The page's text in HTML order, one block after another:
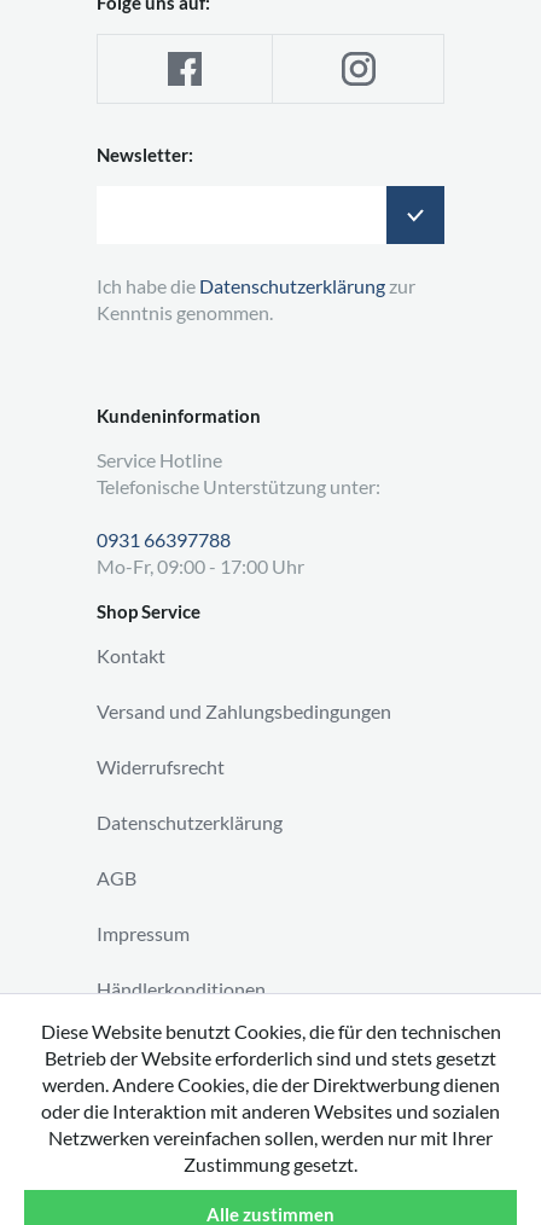
Kundeninformation
Service Hotline
Telefonische Unterstützung unter:
0931 66397788
Mo-Fr, 09:00 - 17:00 Uhr
Shop Service
Kontakt
Versand und Zahlungsbedingungen
Widerrufsrecht
Datenschutzerklärung
AGB
Impressum
Händlerkonditionen
Vertrag widerrufen
Newsletter:
Ich habe die Datenschutzerklärung zur
Kenntnis genommen.
Diese Website benutzt Cookies, die für den technischen
Betrieb der Website erforderlich sind und stets gesetzt
werden. Andere Cookies, die der Direktwerbung dienen
oder die Interaktion mit anderen Websites und sozialen
Netzwerken vereinfachen sollen, werden nur mit Ihrer
Zustimmung gesetzt.